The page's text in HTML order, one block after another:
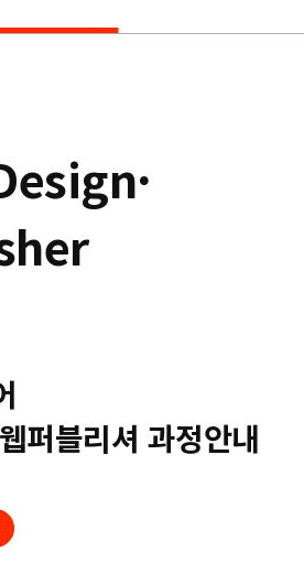
퍼블리셔 과정안내